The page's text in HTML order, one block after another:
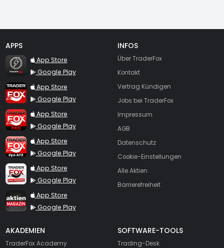
APPS
TraderFox Flash
App Store
Google Play
TraderFox App
App Store
Google Play
TraderFox Pro
App Store
Google Play
TraderFox dpa-AFX ProFeed
App Store
Google Play
TraderFox Live Trading
App Store
Google Play
TraderFox aktien Magazin
App Store
Google Play
INFOS
Über TraderFox
Kontakt
Vertrag Kündigen
Jobs bei TraderFox
Impressum
AGB
Datenschutz
Cookie-Einstellungen
Alle Aktien
Barrierefreiheit
AKADEMIEN
TraderFox Academy
SOFTWARE-TOOLS
Trading-Desk